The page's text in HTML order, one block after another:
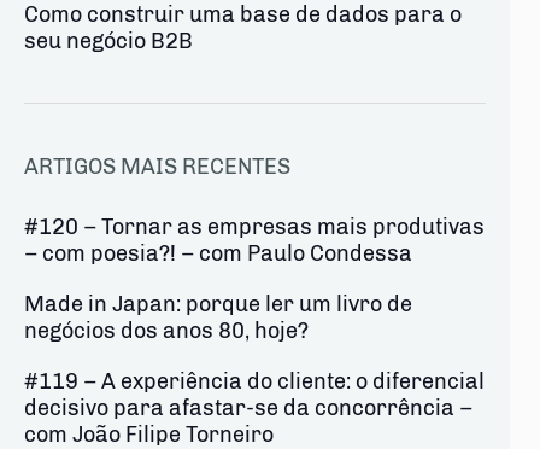
Como construir uma base de dados para o
seu negócio B2B
ARTIGOS MAIS RECENTES
#120 – Tornar as empresas mais produtivas
– com poesia?! – com Paulo Condessa
Made in Japan: porque ler um livro de
negócios dos anos 80, hoje?
#119 – A experiência do cliente: o diferencial
decisivo para afastar-se da concorrência –
com João Filipe Torneiro